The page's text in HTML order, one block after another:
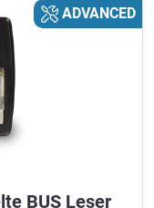
ADVANCED
BUS Leser